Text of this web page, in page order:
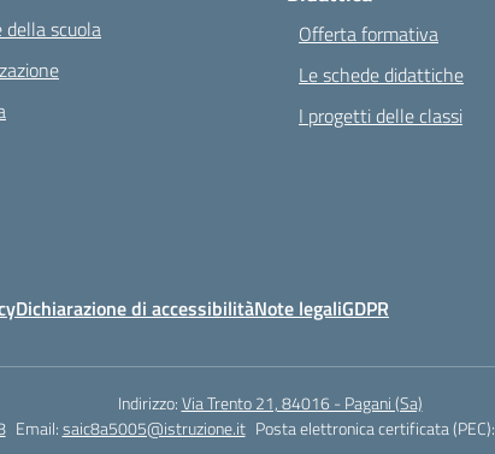
della scuola
Offerta formativa
Le schede didattiche
I progetti delle classi
Dichiarazione di accessibilitàNote legaliGDPR
Indirizzo:Via Trento 21, 84016 - Pagani (Sa)
Email:saic8a5005@istruzione.it Posta elettronica certificata (PEC):